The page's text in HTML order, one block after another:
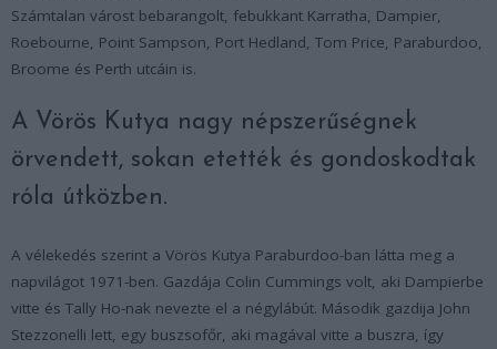
Számtalan várost bebarangolt, febukkant Karratha, Dampier,
Roebourne, Point Sampson, Port Hedland, Tom Price, Paraburdoo,
Broome és Perth utcáin is.
A Vörös Kutya nagy népszerűségnek
örvendett, sokan etették és gondoskodtak
róla útközben.
A vélekedés szerint a Vörös Kutya Paraburdoo-ban látta meg a
napvilágot 1971-ben. Gazdája Colin Cummings volt, aki Dampierbe
vitte és Tally Ho-nak nevezte el a négylábút. Második gazdija John
Stezzonelli lett, egy buszsofőr, aki magával vitte a buszra, így